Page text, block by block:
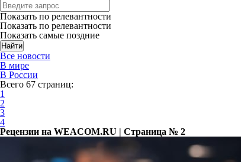
Показать по релевантности
Показать по релевантности
Показать самые поздние
Все новости
В мире
В России
Всего 67 страниц:
1
2
3
4
Рецензии на WEACOM.RU | Страница № 2